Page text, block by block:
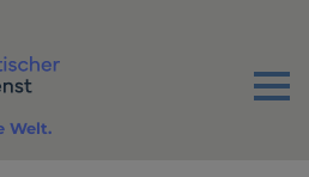
Menu
Welt.